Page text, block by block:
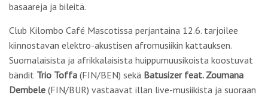
basaareja ja bileitä.
Club Kilombo Café Mascotissa perjantaina 12.6. tarjoilee
kiinnostavan elektro-akustisen afromusiikin kattauksen.
Suomalaisista ja afrikkalaisista huippumuusikoista koostuvat
bändit Trio Toffa (FIN/BEN) sekä Batusizer feat. Zoumana
Dembele (FIN/BUR) vastaavat illan live-musiikista ja suoraan